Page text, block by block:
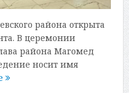
района открыта
В церемонии
района Магомед
носит имя